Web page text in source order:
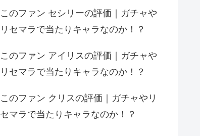
このファン セシリーの評価｜ガチャや
リセマラで当たりキャラなのか！？
このファン アイリスの評価｜ガチャや
リセマラで当たりキャラなのか！？
このファン クリスの評価｜ガチャやリ
セマラで当たりキャラなのか！？